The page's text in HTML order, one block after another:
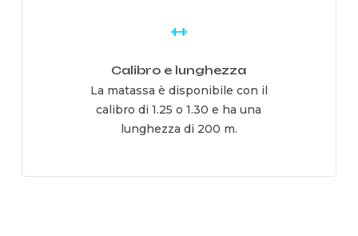
Calibro e lunghezza
La matassa è disponibile con il
calibro di 1.25 o 1.30 e ha una
lunghezza di 200 m.